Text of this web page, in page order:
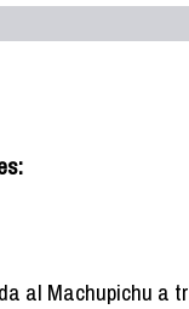
al Machupichu a